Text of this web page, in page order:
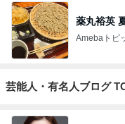
薬丸裕英
Amebaトピ
芸能人・有名人ブログ